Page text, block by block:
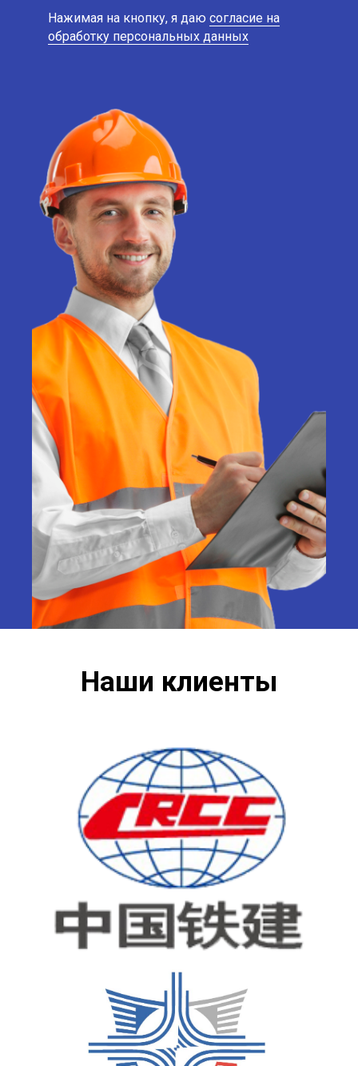
Нажимая на кнопку, я даю согласие на
обработку персональных данных
Наши клиенты